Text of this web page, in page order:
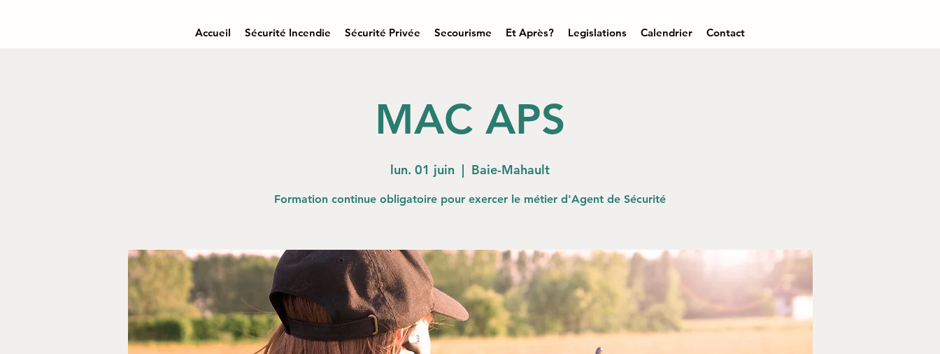
Accueil Sécurité Incendie Sécurité Privée Secourisme Et Après? Legislations Calendrier Contact
MAC APS
lun. 01 juin
  |
Baie-Mahault
Formation continue obligatoire pour exercer le métier d'Agent de Sécurité